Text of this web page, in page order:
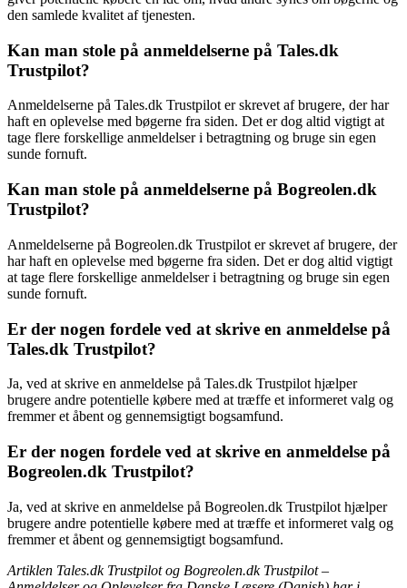
den samlede kvalitet af tjenesten.
Kan man stole på anmeldelserne på Tales.dk
Trustpilot?
Anmeldelserne på Tales.dk Trustpilot er skrevet af brugere, der har
haft en oplevelse med bøgerne fra siden. Det er dog altid vigtigt at
tage flere forskellige anmeldelser i betragtning og bruge sin egen
sunde fornuft.
Kan man stole på anmeldelserne på Bogreolen.dk
Trustpilot?
Anmeldelserne på Bogreolen.dk Trustpilot er skrevet af brugere, der
har haft en oplevelse med bøgerne fra siden. Det er dog altid vigtigt
at tage flere forskellige anmeldelser i betragtning og bruge sin egen
sunde fornuft.
Er der nogen fordele ved at skrive en anmeldelse på
Tales.dk Trustpilot?
Ja, ved at skrive en anmeldelse på Tales.dk Trustpilot hjælper
brugere andre potentielle købere med at træffe et informeret valg og
fremmer et åbent og gennemsigtigt bogsamfund.
Er der nogen fordele ved at skrive en anmeldelse på
Bogreolen.dk Trustpilot?
Ja, ved at skrive en anmeldelse på Bogreolen.dk Trustpilot hjælper
brugere andre potentielle købere med at træffe et informeret valg og
fremmer et åbent og gennemsigtigt bogsamfund.
Artiklen Tales.dk Trustpilot og Bogreolen.dk Trustpilot –